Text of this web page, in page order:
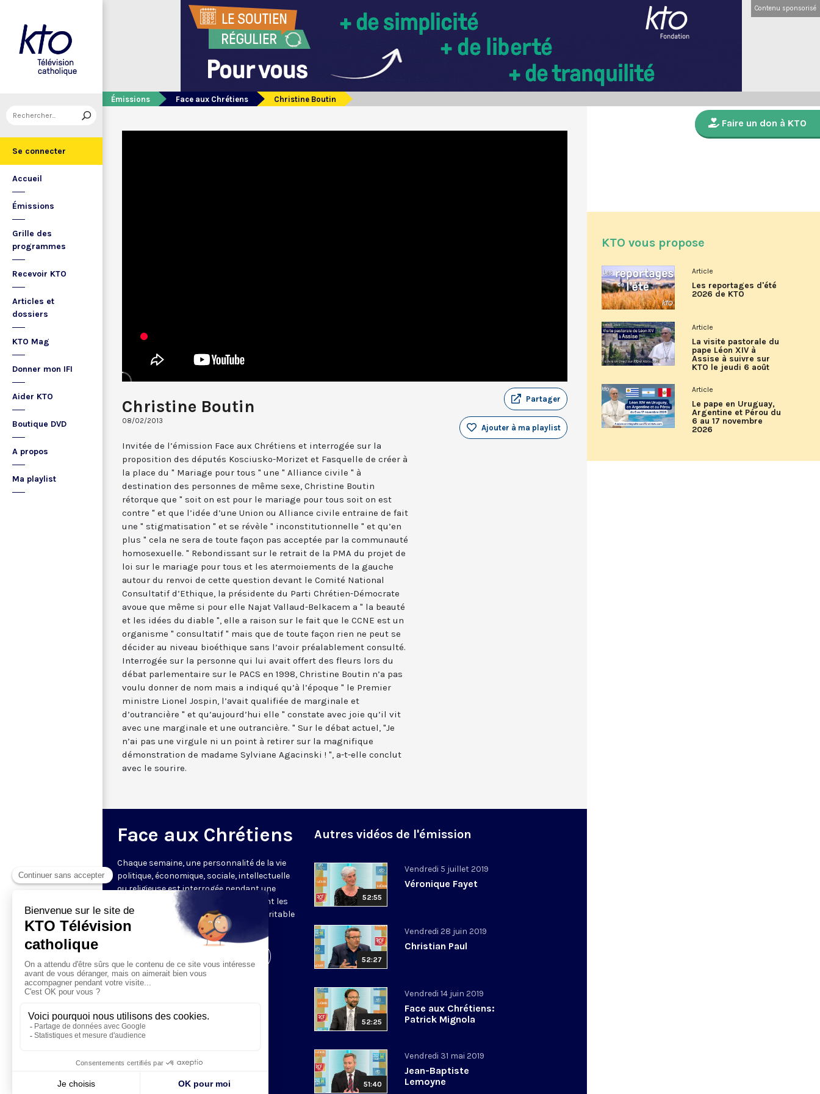
Se connecter
Accueil
Émissions
Grille des
programmes
Recevoir KTO
Articles et
dossiers
KTO Mag
Donner mon IFI
Aider KTO
Boutique DVD
A propos
Ma playlist
Contenu sponsorisé
Émissions Face aux Chrétiens Christine Boutin
Christine Boutin
08/02/2013
Partager
Ajouter à ma playlist
Invitée de l’émission Face aux Chrétiens et interrogée sur la
proposition des députés Kosciusko-Morizet et Fasquelle de créer à
la place du " Mariage pour tous " une " Alliance civile " à
destination des personnes de même sexe, Christine Boutin
rétorque que " soit on est pour le mariage pour tous soit on est
contre " et que l’idée d’une Union ou Alliance civile entraine de fait
une " stigmatisation " et se révèle " inconstitutionnelle " et qu’en
plus " cela ne sera de toute façon pas acceptée par la communauté
homosexuelle. " Rebondissant sur le retrait de la PMA du projet de
loi sur le mariage pour tous et les atermoiements de la gauche
autour du renvoi de cette question devant le Comité National
Consultatif d’Ethique, la présidente du Parti Chrétien-Démocrate
avoue que même si pour elle Najat Vallaud-Belkacem a " la beauté
et les idées du diable ", elle a raison sur le fait que le CCNE est un
organisme " consultatif " mais que de toute façon rien ne peut se
décider au niveau bioéthique sans l’avoir préalablement consulté.
Interrogée sur la personne qui lui avait offert des fleurs lors du
débat parlementaire sur le PACS en 1998, Christine Boutin n’a pas
voulu donner de nom mais a indiqué qu’à l’époque " le Premier
ministre Lionel Jospin, l’avait qualifiée de marginale et
d’outrancière " et qu’aujourd’hui elle " constate avec joie qu’il vit
avec une marginale et une outrancière. " Sur le débat actuel, "Je
n’ai pas une virgule ni un point à retirer sur la magnifique
démonstration de madame Sylviane Agacinski ! ", a-t-elle conclut
avec le sourire.
Face aux Chrétiens
Chaque semaine, une personnalité de la vie
politique, économique, sociale, intellectuelle
ou religieuse est interrogée pendant une
heure par les journalistes représentant les
rédactions partenaires, offrant une véritable
mise en perspective de l’actualité.
Autres vidéos de l'émission
52:55
Vendredi 5 juillet 2019
Véronique Fayet
52:27
Vendredi 28 juin 2019
Christian Paul
52:25
Vendredi 14 juin 2019
Face aux Chrétiens:
Patrick Mignola
51:40
Vendredi 31 mai 2019
Jean-Baptiste
Lemoyne
Faire un don à KTO
KTO vous propose
Article
Les reportages d'été
2026 de KTO
Article
La visite pastorale du
pape Léon XIV à
Assise à suivre sur
KTO le jeudi 6 août
Article
Le pape en Uruguay,
Argentine et Pérou du
6 au 17 novembre
2026